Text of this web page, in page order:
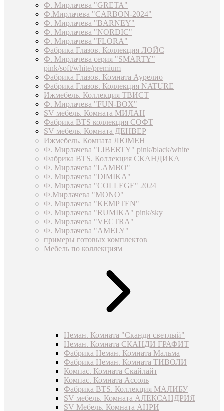
Ф. Мирлачева "GRETA"
Ф.Мирлачева "CARBON-2024"
Ф. Мирлачева "BARNEY"
Ф. Мирлачева "NORDIC"
Ф. Мирлачева "FLORA"
Фабрика Глазов. Коллекция ЛОЙС
Ф. Мирлачева серия "SMARTY"
pink/soft/white/premium
Фабрика Глазов. Комната Аурелио
Фабрика Глазов. Коллекция NATURE
Ижмебель. Коллекция ТВИСТ
Ф. Мирлачева "FUN-BOX"
SV мебель. Комната МИЛАН
Фабрика BTS коллекция СОФТ
SV мебель. Комната ДЕНВЕР
Ижмебель. Комната ЛЮМЕН
Ф. Мирлачева "LIBERTY" pink/black/white
Фабрика BTS. Коллекция СКАНДИКА
Ф. Мирлачева "LAMBO"
Ф. Мирлачева "DIMIKA"
Ф. Мирлачева "COLLEGE" 2024
Ф.Мирлачева "MONO"
Ф. Мирлачева "KEMPTEN"
Ф. Мирлачева "RUMIKA" pink/sky
Ф. Мирлачева "VECTRA"
Ф. Мирлачева "AMELY"
примеры готовых комплектов
Мебель по коллекциям
Неман. Комната "Сканди светлый"
Неман. Комната СКАНДИ ГРАФИТ
Фабрика Неман. Комната Мальма
Фабрика Неман. Комната ТИВОЛИ
Компас. Комната Скайлайт
Компас. Комната Ассоль
Фабрика BTS. Коллекция МАЛИБУ
SV мебель. Комната АЛЕКСАНДРИЯ
SV Мебель. Комната АНРИ